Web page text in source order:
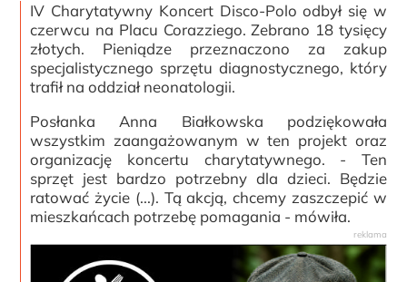
IV Charytatywny Koncert Disco-Polo odbył się w
czerwcu na Placu Corazziego. Zebrano 18 tysięcy
złotych. Pieniądze przeznaczono za zakup
specjalistycznego sprzętu diagnostycznego, który
trafił na oddział neonatologii.
Posłanka Anna Białkowska podziękowała
wszystkim zaangażowanym w ten projekt oraz
organizację koncertu charytatywnego. - Ten
sprzęt jest bardzo potrzebny dla dzieci. Będzie
ratować życie (...). Tą akcją, chcemy zaszczepić w
mieszkańcach potrzebę pomagania - mówiła.